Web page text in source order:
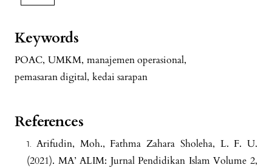
Keywords
POAC, UMKM, manajemen operasional,
pemasaran digital, kedai sarapan
References
Arifudin, Moh., Fathma Zahara Sholeha, L. F. U.
(2021). MA’ ALIM: Jurnal Pendidikan Islam Volume 2,